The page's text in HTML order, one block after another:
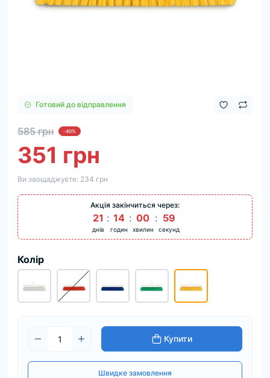
Готовий до відправлення
585 грн -40%
351 грн
Ви заощаджуєте: 234 грн
Акція закінчиться через:
21
днів
14
годин
00
хвилин
58
секунд
Колір
Купити
Швидке замовлення